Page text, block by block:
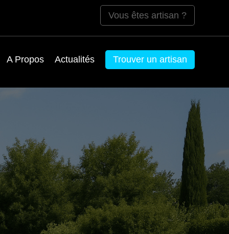
Vous êtes artisan ?
A Propos Actualités Trouver un artisan